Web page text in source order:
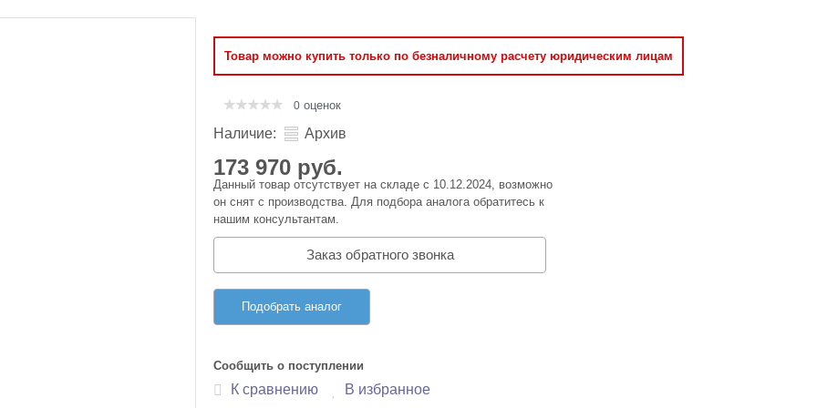
Товар можно купить только по безналичному расчету юридическим лицам
0 оценок
Наличие: Архив
173 970 руб.
Данный товар отсутствует на складе с 10.12.2024, возможно
он снят с производства. Для подбора аналога обратитесь к
нашим консультантам.
Заказ обратного звонка
Подобрать аналог
Сообщить о поступлении
К сравнению В избранное
память